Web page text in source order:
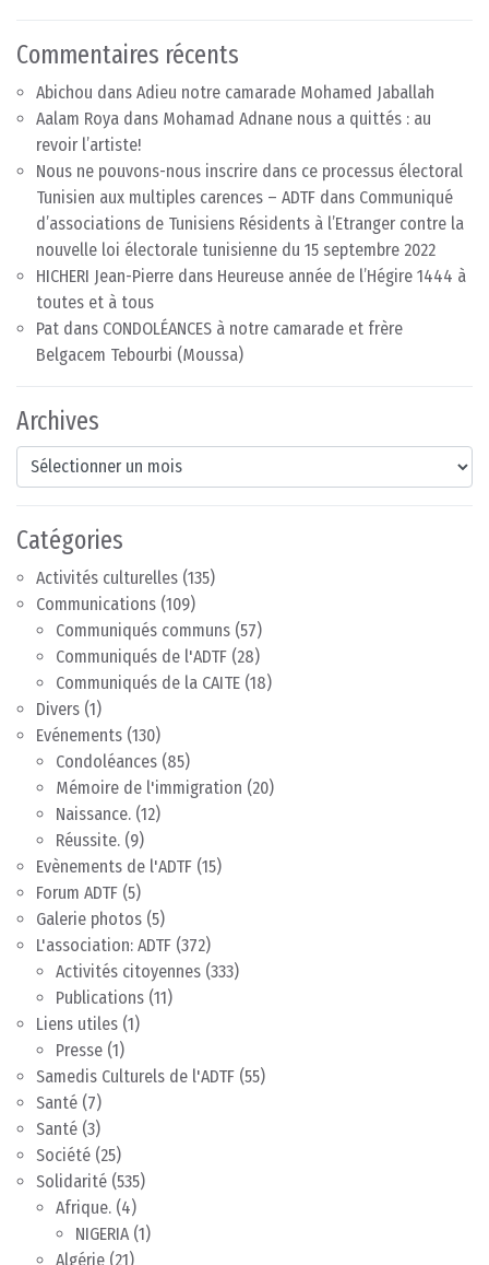
Commentaires récents
Abichou dans Adieu notre camarade Mohamed Jaballah
Aalam Roya dans Mohamad Adnane nous a quittés : au
revoir l’artiste!
Nous ne pouvons-nous inscrire dans ce processus électoral
Tunisien aux multiples carences – ADTF dans Communiqué
d’associations de Tunisiens Résidents à l’Etranger contre la
nouvelle loi électorale tunisienne du 15 septembre 2022
HICHERI Jean-Pierre dans Heureuse année de l’Hégire 1444 à
toutes et à tous
Pat dans CONDOLÉANCES à notre camarade et frère
Belgacem Tebourbi (Moussa)
Archives
Archives
Catégories
Activités culturelles (135)
Communications (109)
Communiqués communs (57)
Communiqués de l'ADTF (28)
Communiqués de la CAITE (18)
Divers (1)
Evénements (130)
Condoléances (85)
Mémoire de l'immigration (20)
Naissance. (12)
Réussite. (9)
Evènements de l'ADTF (15)
Forum ADTF (5)
Galerie photos (5)
L'association: ADTF (372)
Activités citoyennes (333)
Publications (11)
Liens utiles (1)
Presse (1)
Samedis Culturels de l'ADTF (55)
Santé (7)
Santé (3)
Société (25)
Solidarité (535)
Afrique. (4)
NIGERIA(1)
Algérie (21)